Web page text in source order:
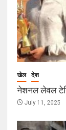
खेल देश
नेशनल लेवल
July 11, 2025